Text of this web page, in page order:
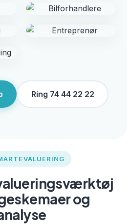
tilfredsheden fordelt
Ring 74 44 22 22
og